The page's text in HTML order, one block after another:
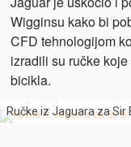
Wigginsu kako bi
CFD tehnologijom
izradili su ručke
bicikla.
Ručke iz Jaguara za Sir